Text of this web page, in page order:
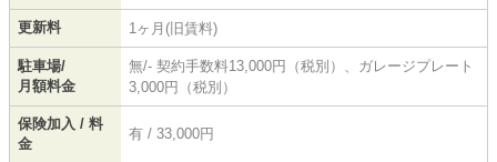
更新料 1ヶ月(旧賃料)
駐車場/
月額料金
無/- 契約手数料13,000円（税別）、ガレージプレート
3,000円（税別）
保険加入 / 料
金
有 / 33,000円